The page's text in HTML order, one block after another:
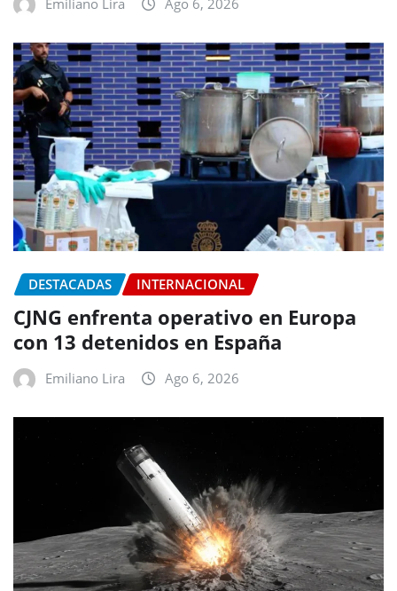
Emiliano Lira Ago 6, 2026
DESTACADAS INTERNACIONAL
CJNG enfrenta operativo en Europa
con 13 detenidos en España
Emiliano Lira Ago 6, 2026